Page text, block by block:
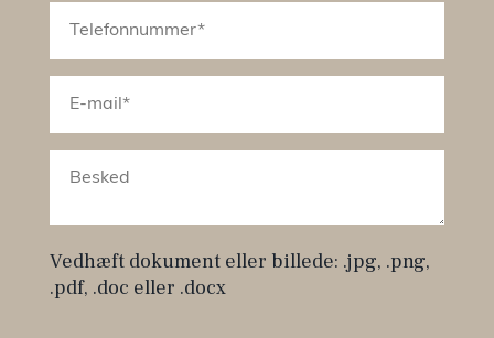
Vedhæft dokument eller billede: .jpg, .png,
.pdf, .doc eller .docx